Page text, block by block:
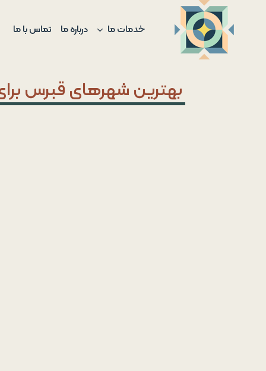
content
خدمات ما درباره ما تماس با ما
بهترین شهرهای قبرس